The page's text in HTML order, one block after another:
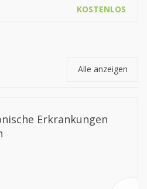
KOSTENLOS
Alle anzeigen
Erkrankungen